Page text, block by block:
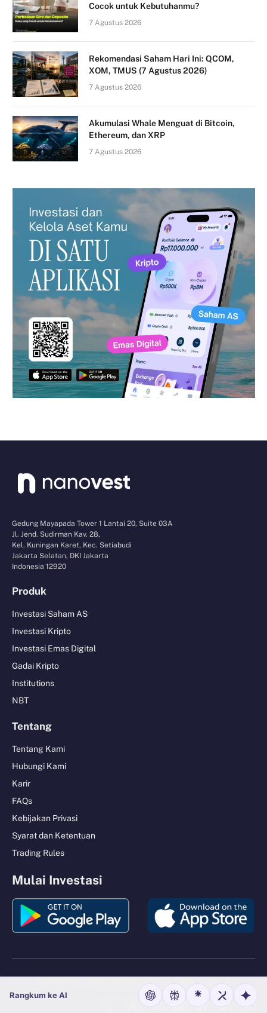
Cocok untuk Kebutuhanmu?
7 Agustus 2026
Rekomendasi Saham Hari Ini: QCOM,
XOM, TMUS (7 Agustus 2026)
7 Agustus 2026
Akumulasi Whale Menguat di Bitcoin,
Ethereum, dan XRP
7 Agustus 2026
Gedung Mayapada Tower 1 Lantai 20, Suite 03A
Jl. Jend. Sudirman Kav. 28,
Kel. Kuningan Karet, Kec. Setiabudi
Jakarta Selatan, DKI Jakarta
Indonesia 12920
Produk
Investasi Saham AS
Investasi Kripto
Investasi Emas Digital
Gadai Kripto
Institutions
NBT
Tentang
Tentang Kami
Hubungi Kami
Karir
FAQs
Kebijakan Privasi
Syarat dan Ketentuan
Trading Rules
Mulai Investasi
Rangkum ke AI